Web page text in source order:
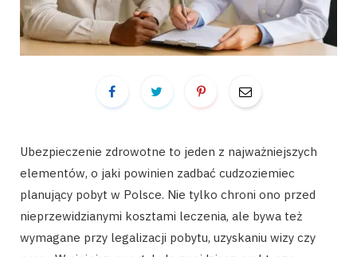
Ubezpieczenie zdrowotne to jeden z najważniejszych
elementów, o jaki powinien zadbać cudzoziemiec
planujący pobyt w Polsce. Nie tylko chroni ono przed
nieprzewidzianymi kosztami leczenia, ale bywa też
wymagane przy legalizacji pobytu, uzyskaniu wizy czy